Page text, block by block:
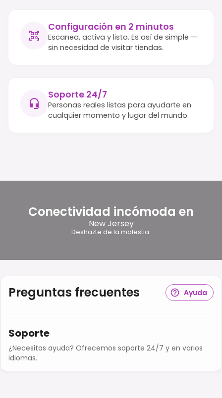
Configuración en 2 minutos
Escanea, activa y listo. Es así de simple —
sin necesidad de visitar tiendas.
Soporte 24/7
Personas reales listas para ayudarte en
cualquier momento y lugar del mundo.
Conectividad incómoda en
New Jersey
Deshazte de la molestia.
Preguntas frecuentes Ayuda
Soporte
¿Necesitas ayuda? Ofrecemos soporte 24/7 y en varios
idiomas.